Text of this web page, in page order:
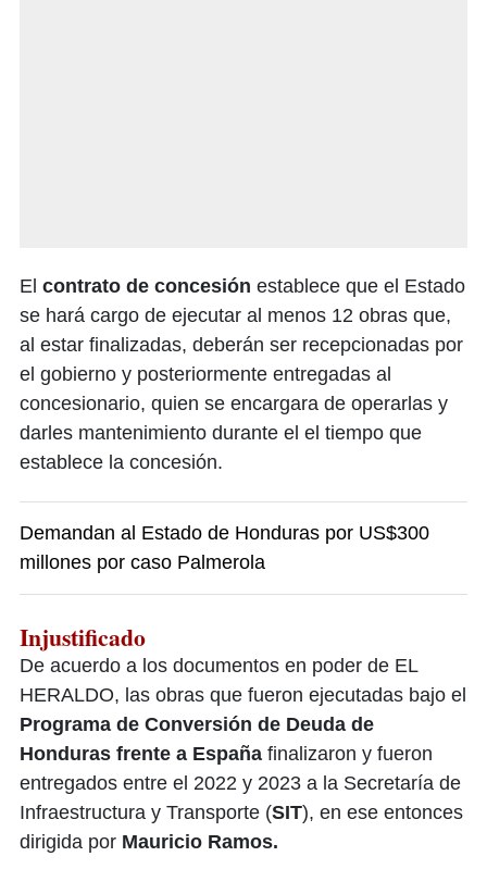
El contrato de concesión establece que el Estado
se hará cargo de ejecutar al menos 12 obras que,
al estar finalizadas, deberán ser recepcionadas por
el gobierno y posteriormente entregadas al
concesionario, quien se encargara de operarlas y
darles mantenimiento durante el el tiempo que
establece la concesión.
Demandan al Estado de Honduras por US$300
millones por caso Palmerola
Injustificado
De acuerdo a los documentos en poder de EL
HERALDO, las obras que fueron ejecutadas bajo el
Programa de Conversión de Deuda de
Honduras frente a España finalizaron y fueron
entregados entre el 2022 y 2023 a la Secretaría de
Infraestructura y Transporte (SIT), en ese entonces
dirigida por Mauricio Ramos.